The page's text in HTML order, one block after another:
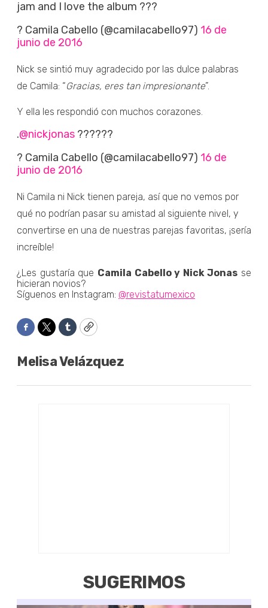
jam and I love the album ???
? Camila Cabello (@camilacabello97) 16 de
junio de 2016
Nick se sintió muy agradecido por las dulce palabras
de Camila: “Gracias, eres tan impresionante”.
Y ella les respondió con muchos corazones.
.@nickjonas ??????
? Camila Cabello (@camilacabello97) 16 de
junio de 2016
Ni Camila ni Nick tienen pareja, así que no vemos por
qué no podrían pasar su amistad al siguiente nivel, y
convertirse en una de nuestras parejas favoritas, ¡sería
increíble!
¿Les gustaría que Camila Cabello y Nick Jonas se
hicieran novios?
Síguenos en Instagram: @revistatumexico
Facebook
TwitterTumblrCopy
Melisa Velázquez
SUGERIMOS